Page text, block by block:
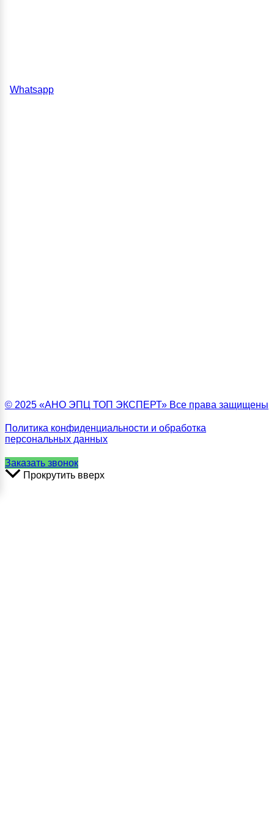
Whatsapp
© 2025 «АНО ЭПЦ ТОП ЭКСПЕРТ» Все права защищены
Политика конфиденциальности и обработка
персональных данных
Заказать звонок
Прокрутить вверх